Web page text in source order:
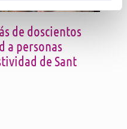
de doscientos
a personas
de Sant